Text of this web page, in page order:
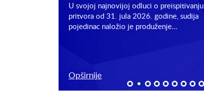
Opširnije
U svojoj najnovijoj odluci o preispitivanju
pritvora od 31. jula 2026. godine, sudija
pojedinac naložio je produženje…